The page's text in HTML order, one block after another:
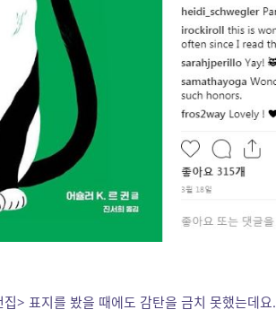
> 표지를 봤을 때에도 감탄을 금치 못했는데요.